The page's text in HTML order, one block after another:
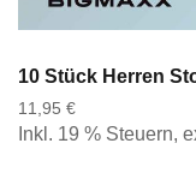
10 Stück Herren
11,95 €
Inkl. 19 % Steuern,